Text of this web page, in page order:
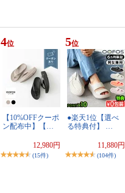
4位
【10%OFFクーポ
ン配布中】【…
12,980円
(15件)
5位
●楽天1位【選べ
る特典付】 …
11,880円
(104件)